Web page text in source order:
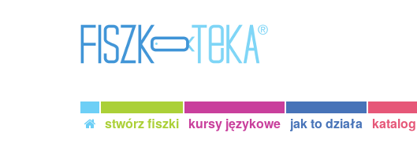
stwórz fiszki kursy językowe jak to działa katalog